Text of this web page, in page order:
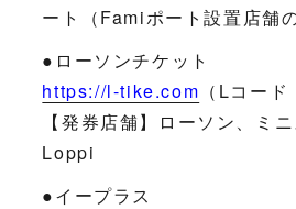
ート（Famiポート設置店舗の
●ローソンチケット
https://l-tike.com （Lコード
【発券店舗】ローソン、ミ
Loppi
●イープラス